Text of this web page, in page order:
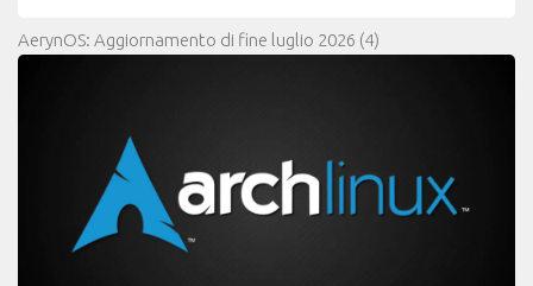
AerynOS: Aggiornamento di fine luglio 2026 (4)